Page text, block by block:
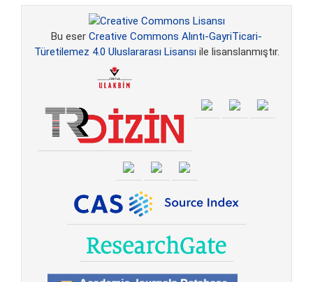
Bu eser Creative Commons Alıntı-GayriTicari-
Türetilemez 4.0 Uluslararası Lisansı ile lisanslanmıştır.